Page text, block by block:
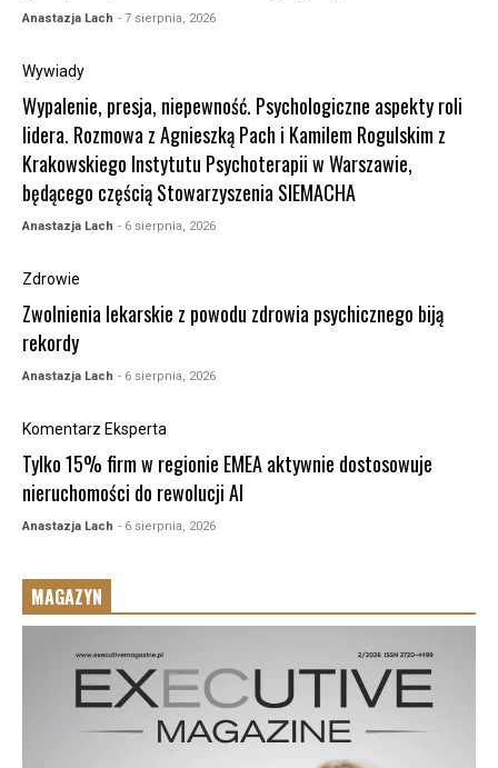
Anastazja Lach - 7 sierpnia, 2026
Wywiady
Wypalenie, presja, niepewność. Psychologiczne aspekty roli
lidera. Rozmowa z Agnieszką Pach i Kamilem Rogulskim z
Krakowskiego Instytutu Psychoterapii w Warszawie,
będącego częścią Stowarzyszenia SIEMACHA
Anastazja Lach - 6 sierpnia, 2026
Zdrowie
Zwolnienia lekarskie z powodu zdrowia psychicznego biją
rekordy
Anastazja Lach - 6 sierpnia, 2026
Komentarz Eksperta
Tylko 15% firm w regionie EMEA aktywnie dostosowuje
nieruchomości do rewolucji AI
Anastazja Lach - 6 sierpnia, 2026
MAGAZYN